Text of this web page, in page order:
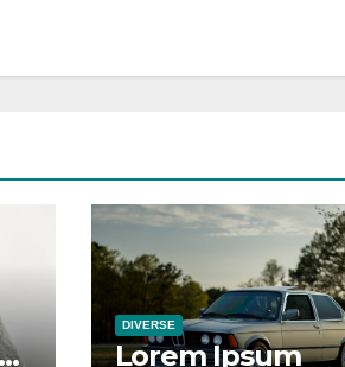
DIVERSE
Lorem Ipsum